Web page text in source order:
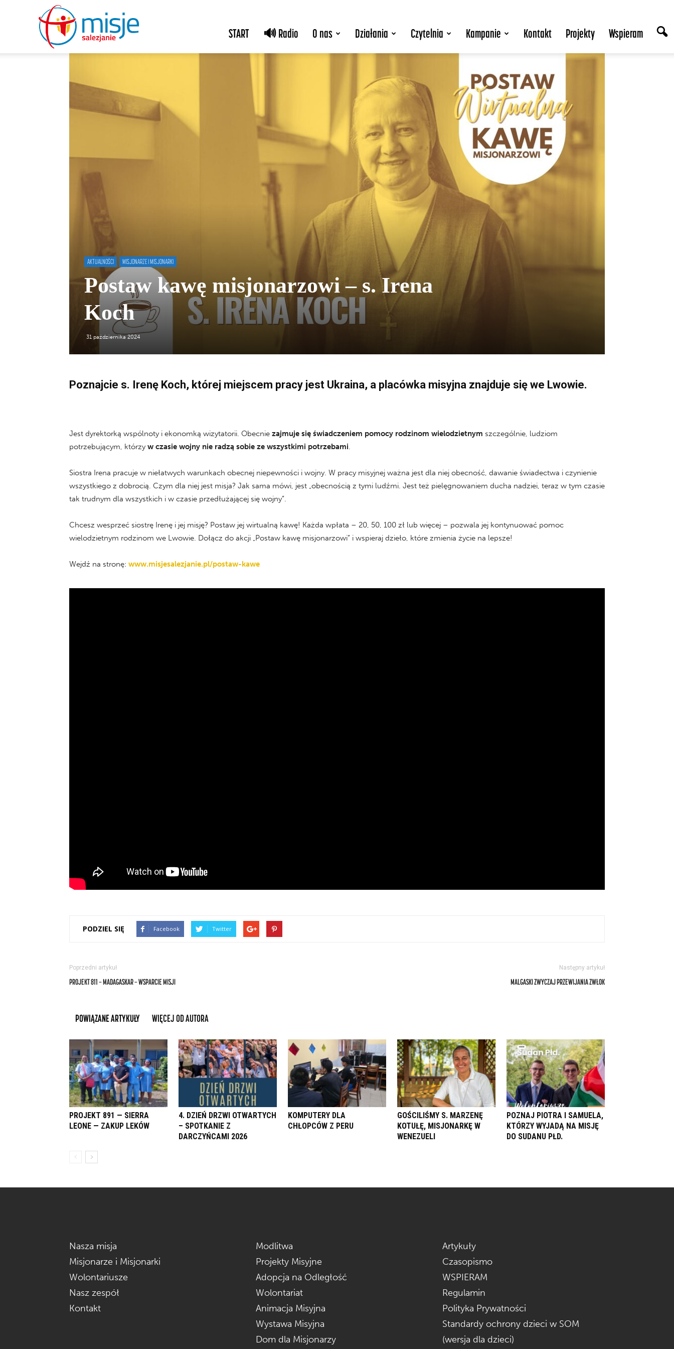
START 🔊 Radio O nas Działania Czytelnia Kampanie Kontakt Projekty Wspieram
AKTUALNOŚCI MISJONARZE I MISJONARKI
Postaw kawę misjonarzowi – s. Irena
Koch
31 października 2024
Poznajcie s. Irenę Koch, której miejscem pracy jest Ukraina, a placówka misyjna znajduje się we Lwowie.
Jest dyrektorką wspólnoty i ekonomką wizytatorii. Obecnie zajmuje się świadczeniem pomocy rodzinom wielodzietnym szczególnie, ludziom
potrzebującym, którzyw czasie wojny nie radzą sobie ze wszystkimi potrzebami.
Siostra Irena pracuje w niełatwych warunkach obecnej niepewności i wojny. W pracy misyjnej ważna jest dla niej obecność, dawanie świadectwa i czynienie
wszystkiego z dobrocią. Czym dla niej jest misja? Jak sama mówi, jest „obecnością z tymi ludźmi. Jest też pielęgnowaniem ducha nadziei, teraz w tym czasie
tak trudnym dla wszystkich i w czasie przedłużającej się wojny”.
Chcesz wesprzeć siostrę Irenę i jej misję? Postaw jej wirtualną kawę! Każda wpłata – 20, 50, 100 zł lub więcej – pozwala jej kontynuować pomoc
wielodzietnym rodzinom we Lwowie. Dołącz do akcji „Postaw kawę misjonarzowi” i wspieraj dzieło, które zmienia życie na lepsze!
Wejdź na stronę: www.misjesalezjanie.pl/postaw-kawe
PODZIEL SIĘ Facebook Twitter
Poprzedni artykuł
PROJEKT 811 — MADAGASKAR — WSPARCIE MISJI
Następny artykuł
MALGASKI ZWYCZAJ PRZEWIJANIA ZWŁOK
POWIĄZANE ARTYKUŁY WIĘCEJ OD AUTORA
PROJEKT 891 — SIERRA
LEONE — ZAKUP LEKÓW
4. DZIEŃ DRZWI OTWARTYCH
– SPOTKANIE Z
DARCZYŃCAMI 2026
KOMPUTERY DLA
CHŁOPCÓW Z PERU
GOŚCILIŚMY S. MARZENĘ
KOTUŁĘ, MISJONARKĘ W
WENEZUELI
POZNAJ PIOTRA I SAMUELA,
KTÓRZY WYJADĄ NA MISJĘ
DO SUDANU PŁD.
Nasza misja
Misjonarze i Misjonarki
Wolontariusze
Nasz zespół
Kontakt
Modlitwa
Projekty Misyjne
Adopcja na Odległość
Wolontariat
Animacja Misyjna
Wystawa Misyjna
Dom dla Misjonarzy
Artykuły
Czasopismo
WSPIERAM
Regulamin
Polityka Prywatności
Standardy ochrony dzieci w SOM
(wersja dla dzieci)